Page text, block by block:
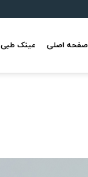
صفحه اصلی عینک طبی